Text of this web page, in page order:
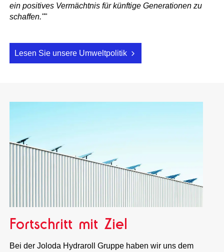
ein positives Vermächtnis für künftige Generationen zu
schaffen.""
Lesen Sie unsere Umweltpolitik
Fortschritt mit Ziel
Bei der Joloda Hydraroll Gruppe haben wir uns dem